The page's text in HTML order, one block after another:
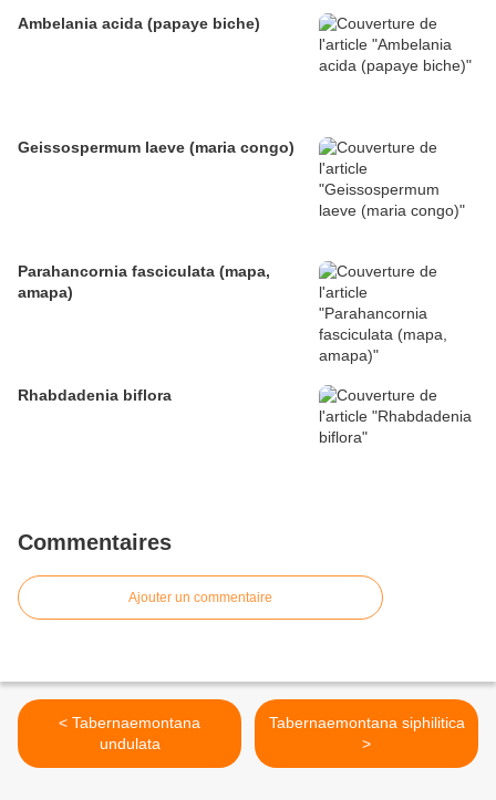
Ambelania acida (papaye biche)
Geissospermum laeve (maria congo)
Parahancornia fasciculata (mapa,
amapa)
Rhabdadenia biflora
Commentaires
Ajouter un commentaire
< Tabernaemontana
undulata
Tabernaemontana siphilitica
>